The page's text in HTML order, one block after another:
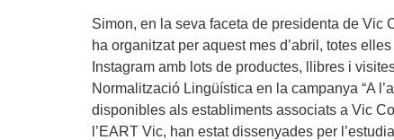
Simon, en la seva faceta de presidenta de Vic
ha organitzat per aquest mes d’abril, totes
Instagram amb lots de productes, llibres i
Normalització Lingüística en la campanya “A
disponibles als establiments associats a Vic
l’EART Vic, han estat dissenyades per